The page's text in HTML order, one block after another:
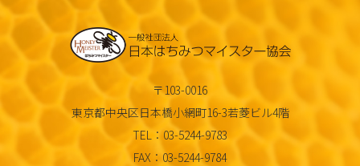
〒103-0016
東京都中央区日本橋小網町16-3若菱ビル4階
TEL：03-5244-9783
FAX：03-5244-9784